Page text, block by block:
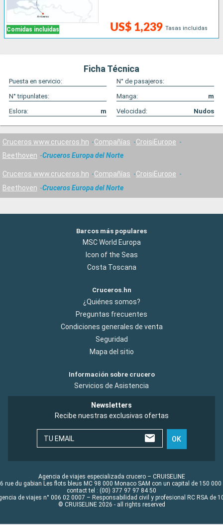
Comidas incluidas US$ 1,239 Tasas incluidas
Ficha Técnica
Puesta en servicio:
N° de pasajeros:
N° tripunlates:
Manga:
m
Eslora:
m Velocidad: Nudos
Cruceros www.cruceros.hn Compañías
CroisiEurope
Beethoven
Cruceros Europa del Norte
Cruceros www.cruceros.hn Compañías
CroisiEurope
Beethoven
Cruceros Europa del Norte
Barcos más populares
MSC World Europa
Icon of the Seas
Costa Toscana
Cruceros.hn
¿Quiénes somos?
Preguntas frecuentes
Condiciones generales de venta
Seguridad
Mapa del sitio
Información sobre crucero
Servicios de Asistencia
Newsletters
Recibe nuestras exclusivas ofertas
TU EMAIL OK
Agencia de viajes especializada crucero – CRUISELINE
rue du gabian Les flots bleus MC 98 000 Monaco SAM con un capital de 150 000
contact tel : (00) 377 97 97 84 50
de viajes n° 006 02 0007 – Responsabilidad civil y profesional RC RSA de
© CRUISELINE 2026 - all rights reserved